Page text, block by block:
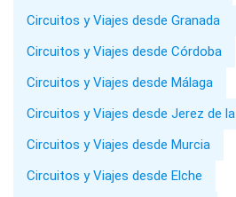
Circuitos y Viajes desde Granada
Circuitos y Viajes desde Córdoba
Circuitos y Viajes desde Málaga
Circuitos y Viajes desde Jerez de
Circuitos y Viajes desde Murcia
Circuitos y Viajes desde Elche